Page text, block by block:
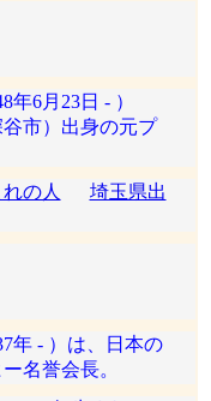
6月23日 - ）
市）出身の元プ
の人
埼玉県出
年 - ）は、日本の
名誉会長。